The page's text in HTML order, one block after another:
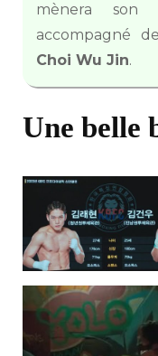
mènera son
accompagné
Choi Wu Jin.
Une belle